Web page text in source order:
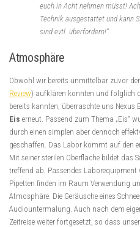
euch in Acht nehmen müsst!
Technik ausgestattet und kann
sind evtl. überfordern!“
Atmosphäre
Obwohl wir bereits unmittelbar zuvor
Review) aufklären konnten und folglich
bereits kannten, überraschte uns Nexus
Eis erneut. Passend zum Thema „Eis“
durch einen simplen aber dennoch
geschaffen. Das Labor kommt auf den
Mit seiner sterilen Oberfläche bildet das
treffend ab. Passendes
Pipetten finden im Raum Verwendung
Atmosphäre. Die Geräusche eines
Audiountermalung. Auch nach dem
Zeitreise weiter fortgesetzt, so dass